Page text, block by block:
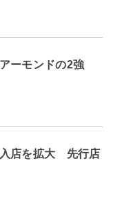
アーモンドの2強
入店を拡大 先行店